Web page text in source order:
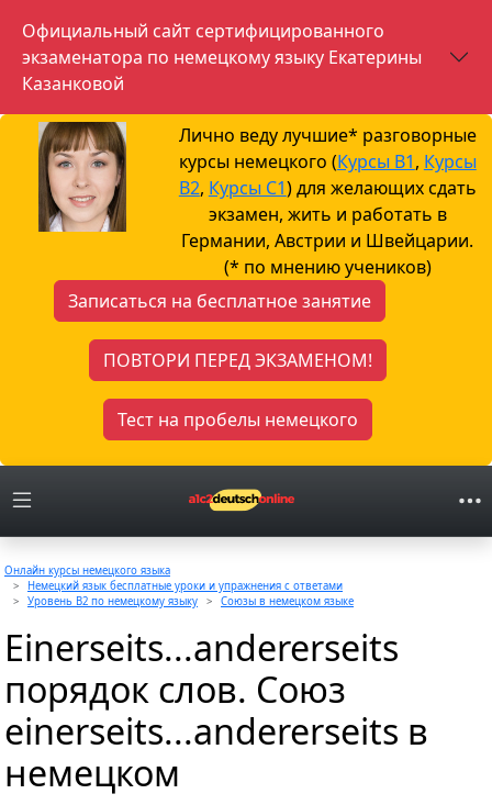
Официальный сайт сертифицированного
экзаменатора по немецкому языку Екатерины
Казанковой
Лично веду лучшие* разговорные
курсы немецкого (Курсы B1, Курсы
B2, Курсы С1) для желающих сдать
экзамен, жить и работать в
Германии, Австрии и Швейцарии.
(* по мнению учеников)
Записаться на бесплатное занятие
ПОВТОРИ ПЕРЕД ЭКЗАМЕНОМ!
Тест на пробелы немецкого
Онлайн курсы немецкого языка
Немецкий язык бесплатные уроки и упражнения с ответами
Уровень B2 по немецкому языку
Союзы в немецком языке
Einerseits...andererseits
порядок слов. Союз
einerseits...andererseits в
немецком